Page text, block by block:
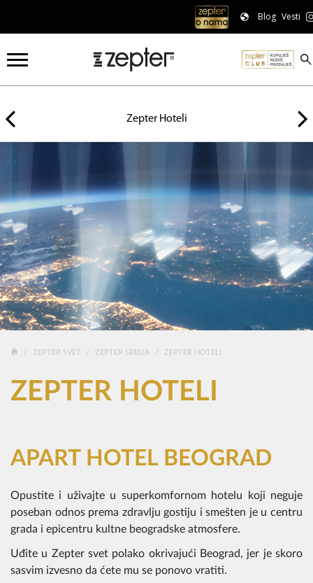
Blog Vesti
Zepter Srbija
Zepter Hoteli
ZEPTER SVET ZEPTER SRBIJA ZEPTER HOTELI
ZEPTER HOTELI
APART HOTEL BEOGRAD
Opustite i uživajte u superkomfornom hotelu koji neguje
poseban odnos prema zdravlju gostiju i smešten je u centru
grada i epicentru kultne beogradske atmosfere.
Uđite u Zepter svet polako okrivajući Beograd, jer je skoro
sasvim izvesno da ćete mu se ponovo vratiti.